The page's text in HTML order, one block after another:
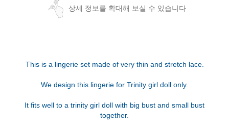
상세 정보를 확대해 보실 수 있습니다
This is a lingerie set made of very thin and stretch lace.
We design this lingerie for Trinity girl doll only.
It fits well to a trinity girl doll with big bust and small bust
together.